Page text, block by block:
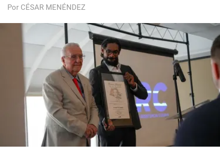
Por CÉSAR MENÉNDEZ